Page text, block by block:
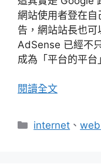
網站使用者登在
告，網站站長也
AdSense 已經不
成為「平台的平台
閱讀全文
分
internet 、